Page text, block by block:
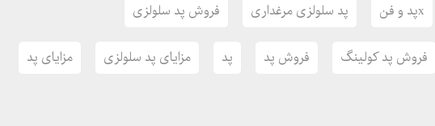
xپد و فن پد سلولزی مرغداری فروش پد سلولزی
فروش پد کولینگ فروش پد پد مزایای پد سلولزی مزایای پد